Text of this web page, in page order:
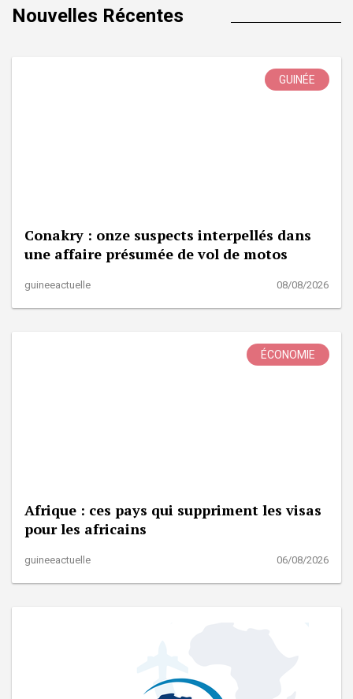
Nouvelles Récentes
GUINÉE
Conakry : onze suspects interpellés dans
une affaire présumée de vol de motos
guineeactuelle 08/08/2026
ÉCONOMIE
Afrique : ces pays qui suppriment les visas
pour les africains
guineeactuelle 06/08/2026